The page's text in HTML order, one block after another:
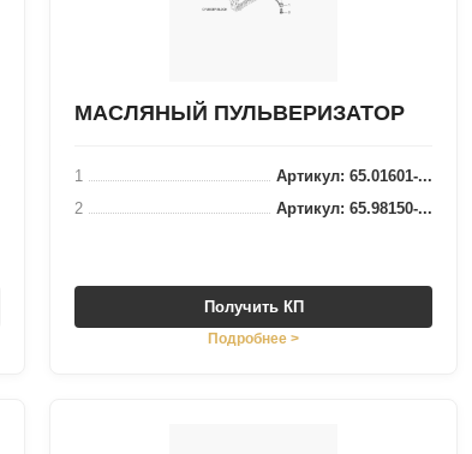
МАСЛЯНЫЙ ПУЛЬВЕРИЗАТОР
1
Артикул: 65.01601-...
2
Артикул: 65.98150-...
Получить КП
Подробнее >